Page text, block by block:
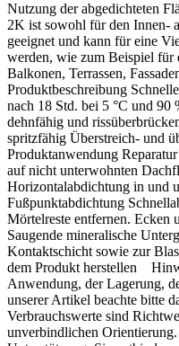
Nutzung der abgedichteten
2K ist sowohl für den Innen-
geeignet und kann für eine
werden, wie zum Beispiel
Balkonen, Terrassen,
Produktbeschreibung
nach 18 Std. bei 5 °C und
dehnfähig und
spritzfähig Überstreich- und
Produktanwendung
auf nicht unterwohnten
Horizontalabdichtung in und
Fußpunktabdichtung
Mörtelreste entfernen. Ecken
Saugende mineralische
Kontaktschicht sowie zur
dem Produkt herstellen
Anwendung, der Lagerung,
unserer Artikel beachte bitte
Verbrauchswerte sind
unverbindlichen